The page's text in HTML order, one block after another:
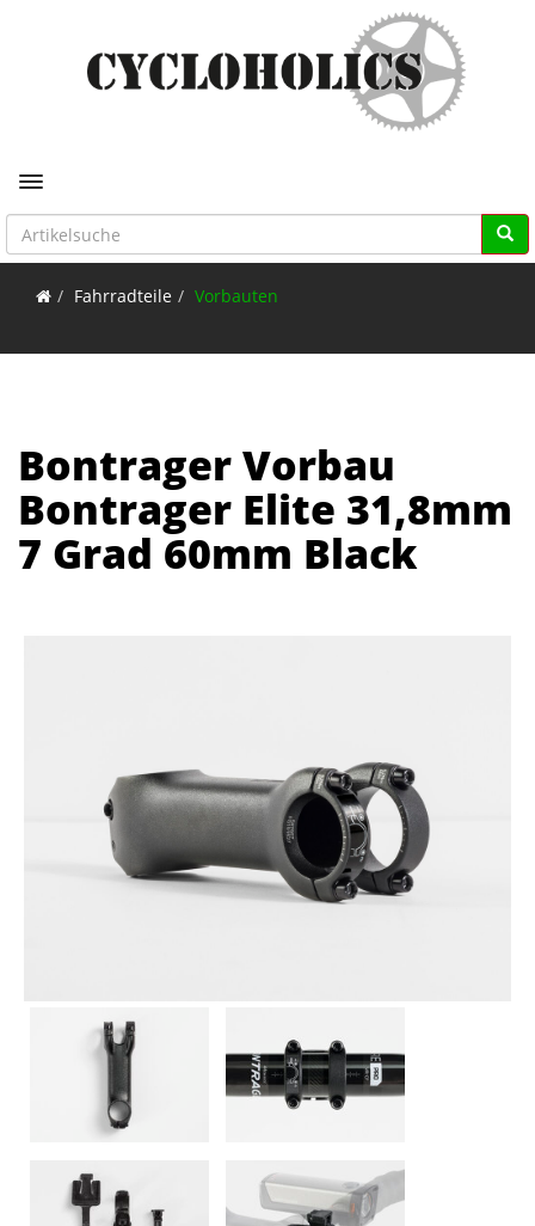
Toggle navigation
Fahrradteile Vorbauten
Bontrager Vorbau
Bontrager Elite 31,8mm
7 Grad 60mm Black